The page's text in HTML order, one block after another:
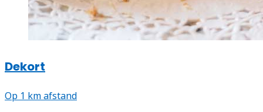
Dekort
Op 1 km afstand